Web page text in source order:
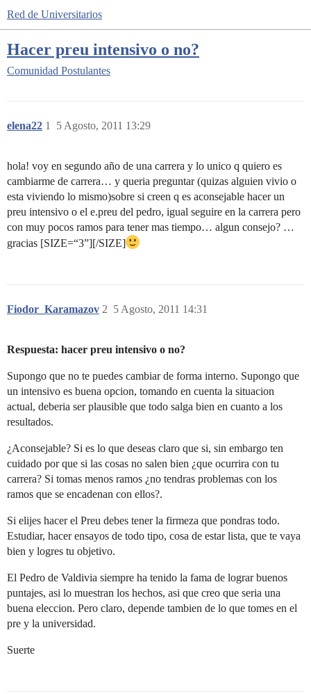
Red de Universitarios
Hacer preu intensivo o no?
Comunidad Postulantes
elena22 5 Agosto, 2011 13:29
1
hola! voy en segundo año de una carrera y lo unico q quiero es
cambiarme de carrera… y queria preguntar (quizas alguien vivio o
esta viviendo lo mismo)sobre si creen q es aconsejable hacer un
preu intensivo o el e.preu del pedro, igual seguire en la carrera pero
con muy pocos ramos para tener mas tiempo… algun consejo? …
gracias [SIZE=“3”][/SIZE]
Fiodor_Karamazov 5 Agosto, 2011 14:31
2
Respuesta: hacer preu intensivo o no?
Supongo que no te puedes cambiar de forma interno. Supongo que
un intensivo es buena opcion, tomando en cuenta la situacion
actual, deberia ser plausible que todo salga bien en cuanto a los
resultados.
¿Aconsejable? Si es lo que deseas claro que si, sin embargo ten
cuidado por que si las cosas no salen bien ¿que ocurrira con tu
carrera? Si tomas menos ramos ¿no tendras problemas con los
ramos que se encadenan con ellos?.
Si elijes hacer el Preu debes tener la firmeza que pondras todo.
Estudiar, hacer ensayos de todo tipo, cosa de estar lista, que te vaya
bien y logres tu objetivo.
El Pedro de Valdivia siempre ha tenido la fama de lograr buenos
puntajes, asi lo muestran los hechos, asi que creo que seria una
buena eleccion. Pero claro, depende tambien de lo que tomes en el
pre y la universidad.
Suerte